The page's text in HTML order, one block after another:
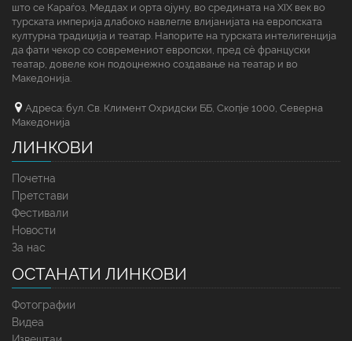
што се Караѓоз, Меддах и орта ојуну, во средината на XIX век во
турската империја длабоко навлегле влијанијата на европската
културна традиција и театар. Напорите на турската интелигенција
да фати чекор со современиот европски, пред сè француски
театар, довеле кон подоцнежно создавање на театар и во
Македонија.
Адреса: бул. Св. Климент Охридски ББ, Скопје 1000, Северна
Македонија
ЛИНКОВИ
Почетна
Претстави
Фестивали
Новости
За нас
ОСТАНАТИ ЛИНКОВИ
Фотографии
Видеа